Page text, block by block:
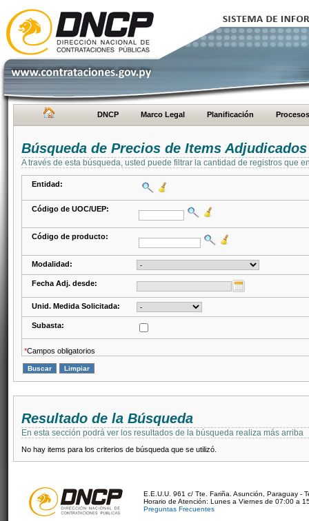
DNCP Marco Legal Planificación Procesos
Búsqueda de Precios de Items Adjudicados
A través de esta búsqueda, usted puede filtrar la cantidad de registros que
Entidad:
Código de UOC/UEP:
Código de producto:
Modalidad:
Fecha Adj. desde:
Unid. Medida Solicitada:
Subasta:
*Campos obligatorios
Resultado de la Búsqueda
En esta sección podrá ver los resultados de la búsqueda realiza más arriba
No hay items para los criterios de búsqueda que se utilizó.
E.E.U.U. 961 c/ Tte. Fariña. Asunción, Paraguay -
Horario de Atención: Lunes a Viernes de 07:00 a
Preguntas Frecuentes